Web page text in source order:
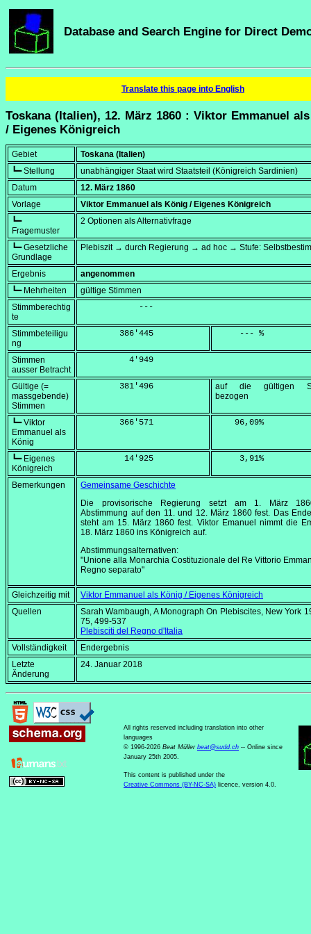
Database and Search Engine for Direct
Translate this page into English
Toskana (Italien), 12. März 1860 : Viktor Emmanuel
/ Eigenes Königreich
Gebiet
Toskana (Italien)
┗━ Stellung
unabhängiger Staat wird Staatsteil (Königreich Sardinien)
Datum
12. März 1860
Vorlage
Viktor Emmanuel als König / Eigenes Königreich
┗━
Fragemuster
2 Optionen als Alternativfrage
┗━ Gesetzliche
Grundlage
Plebiszit → durch Regierung → ad hoc → Stufe:
Ergebnis
angenommen
┗━ Mehrheiten
gültige Stimmen
Stimmberechtig
te
            ---
Stimmbeteiligu
ng
        386'445
     --- %
Stimmen
ausser Betracht
          4'949
Gültige (=
massgebende)
Stimmen
        381'496
auf die gültigen
bezogen
┗━ Viktor
Emmanuel als
König
        366'571
    96,09
%
┗━ Eigenes
Königreich
         14'925
     3,91
%
Bemerkungen
Gemeinsame Geschichte
Die provisorische Regierung setzt am 1. März
Abstimmung auf den 11. und 12. März 1860fest. Das
steht am 15. März 1860 fest. Viktor Emanuel nimmt die
18. März 1860 ins Königreich auf.
Abstimmungsalternativen:
"Unione alla Monarchia Costituzionale del Re Vittorio
Regno separato"
Gleichzeitig mit
Viktor Emmanuel als König / Eigenes Königreich
Quellen
Sarah Wambaugh, A Monograph On Plebiscites, New York
75, 499-537
Plebisciti del Regno d'Italia
Vollständigkeit
Endergebnis
Letzte
Änderung
24. Januar 2018
All rights reserved including translation into other
languages
© 1996-2026 Beat Müller beat@sudd.ch -- Online since
January 25th 2005.
This content is published under the
Creative Commons (BY-NC-SA) licence, version 4.0.